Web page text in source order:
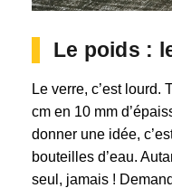
Le poids :
Le verre, c’est lourd.
cm en 10 mm
donner une idée,
bouteilles d’eau.
seul, jamais !